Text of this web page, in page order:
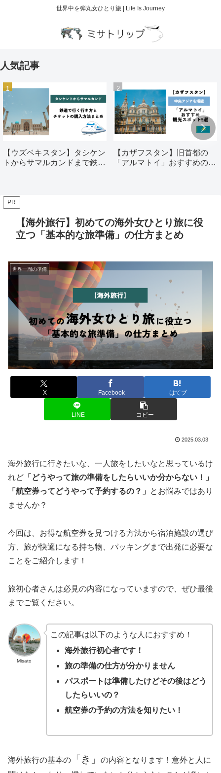
世界中を弾丸女ひとり旅 | Life Is Journey
人気記事
【ウズベキスタン】タシケン
トからサマルカンドまで鉄道
【カザフスタン】旧首都の
「アルマトイ」おすすめの観
PR
【海外旅行】初めての海外女ひとり旅に役
立つ「基本的な旅準備」の仕方まとめ
世界一周の準備
X Facebook はてブ
LINE コピー
2025.03.03
海外旅行に行きたいな、一人旅をしたいなと思っているけ
れど 「どうやって旅の準備をしたらいいか分からない！」
「航空券ってどうやって予約するの？」
とお悩みではあり
ませんか？
今回は、お得な航空券を見つける方法から宿泊施設の選び
方、旅が快適になる持ち物、パッキングまで出発に必要な
ことをご紹介します！
旅初心者さんは必見の内容になっていますので、ぜひ最後
までご覧ください。
Misato
この記事は以下のような人におすすめ！
海外旅行初心者です！
旅の準備の仕方が分かりません
パスポートは準備したけどその後はどう
したらいいの？
航空券の予約の方法を知りたい！
海外旅行の基本の 「き」
の内容となります！意外と人に